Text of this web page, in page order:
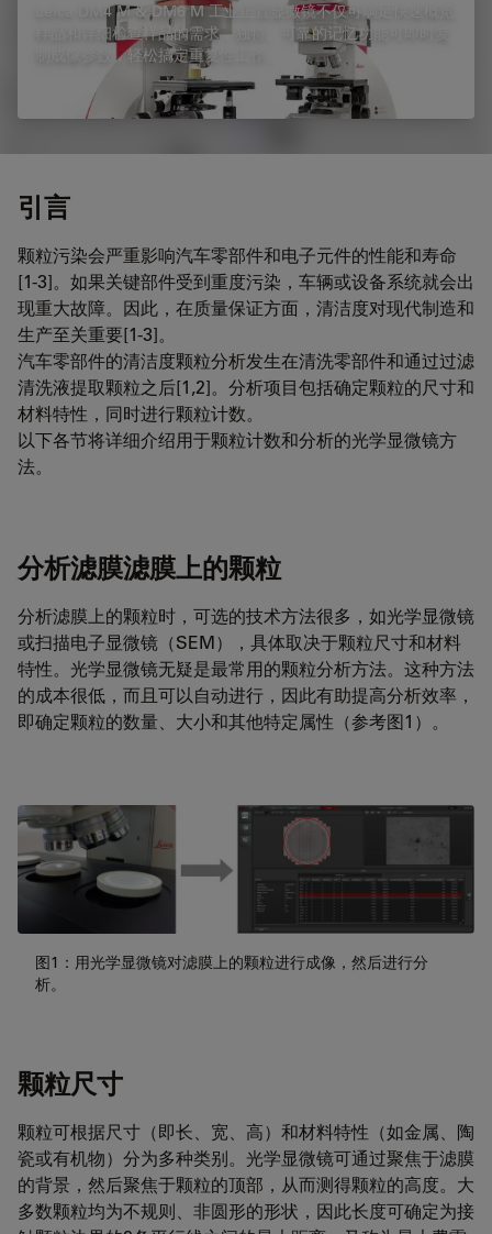
Leica DM4 M & DM6 M 工业正置显微镜不仅可满足快速概览
样品和详细检查样品的需求，独特、可靠的记忆功能可即时复
制成像参数，轻松搞定重复性工作。
引言
颗粒污染会严重影响汽车零部件和电子元件的性能和寿命
[1-3]。如果关键部件受到重度污染，车辆或设备系统就会出
现重大故障。因此，在质量保证方面，清洁度对现代制造和
生产至关重要[1-3]。
汽车零部件的清洁度颗粒分析发生在清洗零部件和通过过滤
清洗液提取颗粒之后[1,2]。分析项目包括确定颗粒的尺寸和
材料特性，同时进行颗粒计数。
以下各节将详细介绍用于颗粒计数和分析的光学显微镜方
法。
分析滤膜滤膜上的颗粒
分析滤膜上的颗粒时，可选的技术方法很多，如光学显微镜
或扫描电子显微镜（SEM），具体取决于颗粒尺寸和材料
特性。光学显微镜无疑是最常用的颗粒分析方法。这种方法
的成本很低，而且可以自动进行，因此有助提高分析效率，
即确定颗粒的数量、大小和其他特定属性（参考图1）。
图1：用光学显微镜对滤膜上的颗粒进行成像，然后进行分
析。
颗粒尺寸
颗粒可根据尺寸（即长、宽、高）和材料特性（如金属、陶
瓷或有机物）分为多种类别。光学显微镜可通过聚焦于滤膜
的背景，然后聚焦于颗粒的顶部，从而测得颗粒的高度。大
多数颗粒均为不规则、非圆形的形状，因此长度可确定为接